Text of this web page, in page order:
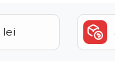
lei